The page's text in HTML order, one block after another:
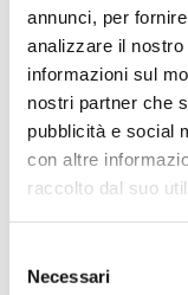
annunci, per
analizzare il
informazioni sul
nostri partner che
pubblicità e social
con altre
raccolto dal suo
delNecessari
I sistemi
al funzionamento
corso del loro
la cui
comunicazione di
non sono
identificati, ma
detenuti da terzi,